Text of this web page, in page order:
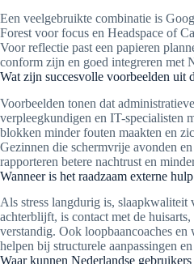
Een veelgebruikte combinatie is
Forest voor focus en Headspace of
Voor reflectie past een papieren
conform zijn en goed integreren met
Wat zijn succesvolle voorbeelden uit
Voorbeelden tonen dat
verpleegkundigen en IT-specialisten
blokken minder fouten maakten en
Gezinnen die schermvrije avonden
rapporteren betere nachtrust en
Wanneer is het raadzaam externe
Als stress langdurig is, slaapkwaliteit
achterblijft, is contact met de
verstandig. Ook loopbaancoaches en
helpen bij structurele aanpassingen
Waar kunnen Nederlandse